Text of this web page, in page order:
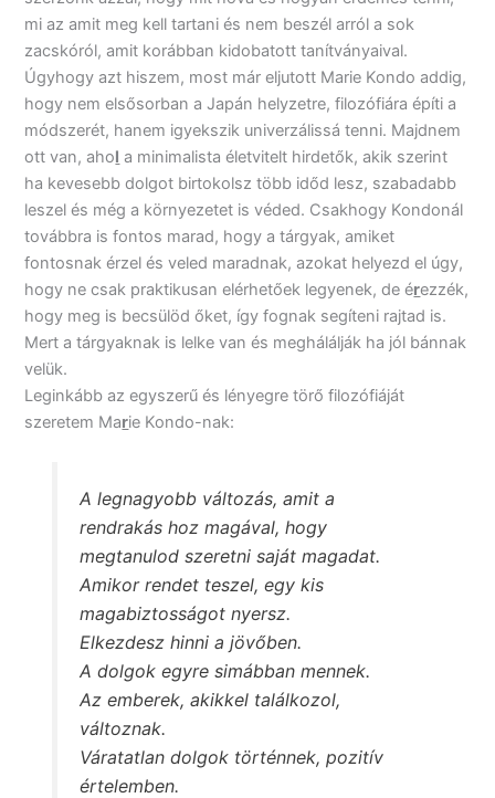
mi az amit meg kell tartani és nem beszél arról a sok
zacskóról, amit korábban kidobatott tanítványaival.
Úgyhogy azt hiszem, most már eljutott Marie Kondo addig,
hogy nem elsősorban a Japán helyzetre, filozófiára építi a
módszerét, hanem igyekszik univerzálissá tenni. Majdnem
ott van, ahol a minimalista életvitelt hirdetők, akik szerint
ha kevesebb dolgot birtokolsz több időd lesz, szabadabb
leszel és még a környezetet is véded. Csakhogy Kondonál
továbbra is fontos marad, hogy a tárgyak, amiket
fontosnak érzel és veled maradnak, azokat helyezd el úgy,
hogy ne csak praktikusan elérhetőek legyenek, de érezzék,
hogy meg is becsülöd őket, így fognak segíteni rajtad is.
Mert a tárgyaknak is lelke van és meghálálják ha jól bánnak
velük.
Leginkább az egyszerű és lényegre törő filozófiáját
szeretem Marie Kondo-nak:
A legnagyobb változás, amit a
rendrakás hoz magával, hogy
megtanulod szeretni saját magadat.
Amikor rendet teszel, egy kis
magabiztosságot nyersz.
Elkezdesz hinni a jövőben.
A dolgok egyre simábban mennek.
Az emberek, akikkel találkozol,
változnak.
Váratatlan dolgok történnek, pozitív
értelemben.